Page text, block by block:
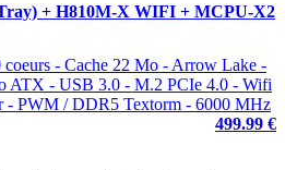
+ H810M-X WIFI + MCPU-X2
coeurs - Cache 22 Mo - Arrow Lake -
ATX - USB 3.0 - M.2 PCIe 4.0 - Wifi
- PWM / DDR5 Textorm - 6000 MHz
499.99 €